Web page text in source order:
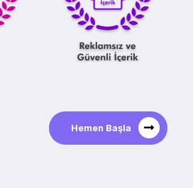
Hemen Başla